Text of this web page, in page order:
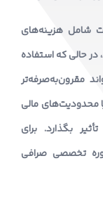
شامل هزینه‌های
در حالی که استفاده
مقرون‌به‌صرفه‌تر
محدودیت‌های مالی
بگذارد. برای
تخصصی صرافی